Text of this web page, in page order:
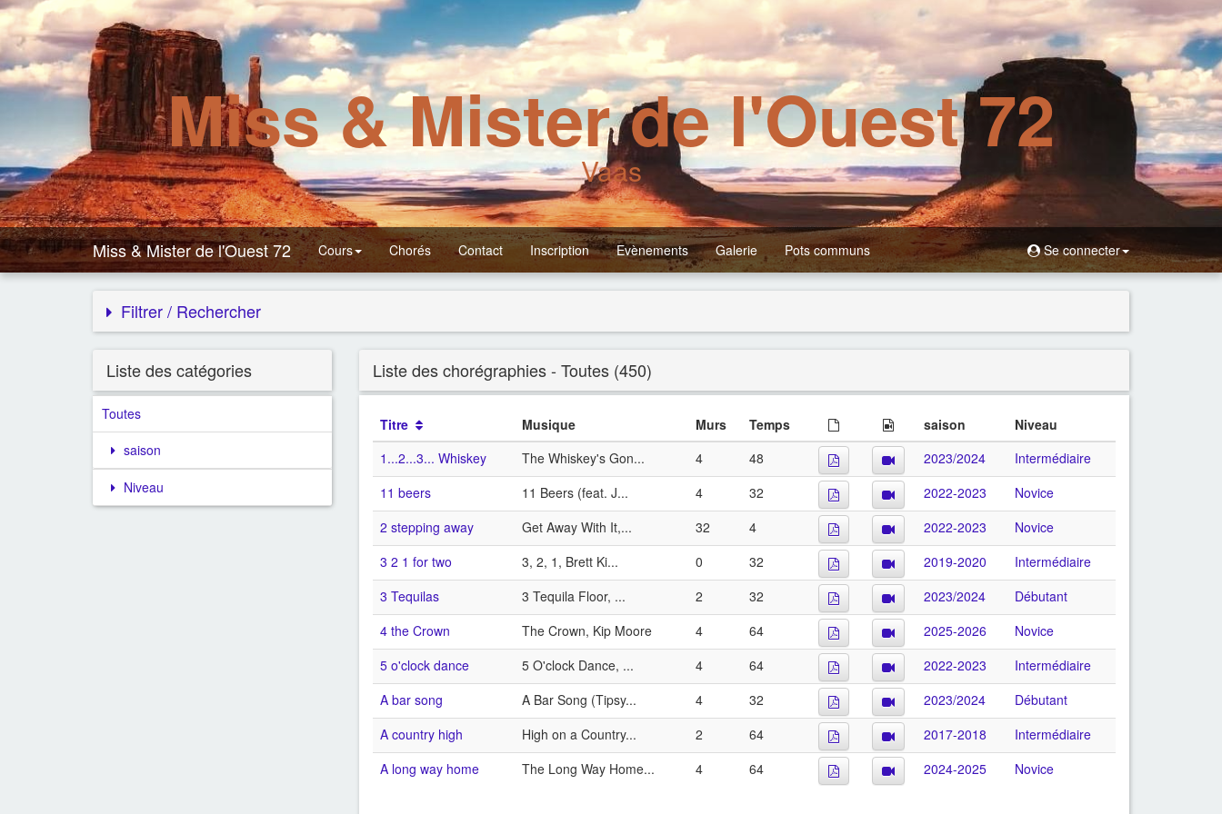
Miss & Mister de l'Ouest 72
Vaas
Miss & Mister de l'Ouest 72 Cours Chorés Contact Inscription Evènements Galerie Pots communs Se connecter
Filtrer / Rechercher
Liste des catégories
Toutes
saison
Niveau
Liste des chorégraphies - Toutes (450)
Titre Musique Murs Temps saison
Niveau
1...2...3... Whiskey
The Whiskey's Gon... 4 48 2023/2024
Intermédiaire
11 beers
11 Beers (feat. J... 4 32 2022-2023
Novice
2 stepping away
Get Away With It,... 32 4 2022-2023
Novice
3 2 1 for two
3, 2, 1, Brett Ki... 0 32 2019-2020
Intermédiaire
3 Tequilas
3 Tequila Floor, ... 2 32 2023/2024
Débutant
4 the Crown
The Crown, Kip Moore 4 64 2025-2026
Novice
5 o'clock dance
5 O'clock Dance, ... 4 64 2022-2023
Intermédiaire
A bar song
A Bar Song (Tipsy... 4 32 2023/2024
Débutant
A country high
High on a Country... 2 64 2017-2018
Intermédiaire
A long way home
The Long Way Home... 4 64 2024-2025 Novice